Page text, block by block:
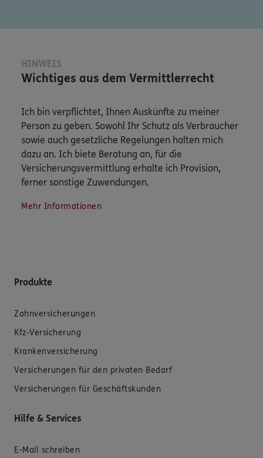
HINWEIS
Wichtiges aus dem Vermittlerrecht
Ich bin verpflichtet, Ihnen Auskünfte zu meiner
Person zu geben. Sowohl Ihr Schutz als Verbraucher
sowie auch gesetzliche Regelungen halten mich
dazu an. Ich biete Beratung an, für die
Versicherungsvermittlung erhalte ich Provision,
ferner sonstige Zuwendungen.
Mehr Informationen
Produkte
Zahnversicherungen
Kfz-Versicherung
Krankenversicherung
Versicherungen für den privaten Bedarf
Versicherungen für Geschäftskunden
Hilfe & Services
E-Mail schreiben